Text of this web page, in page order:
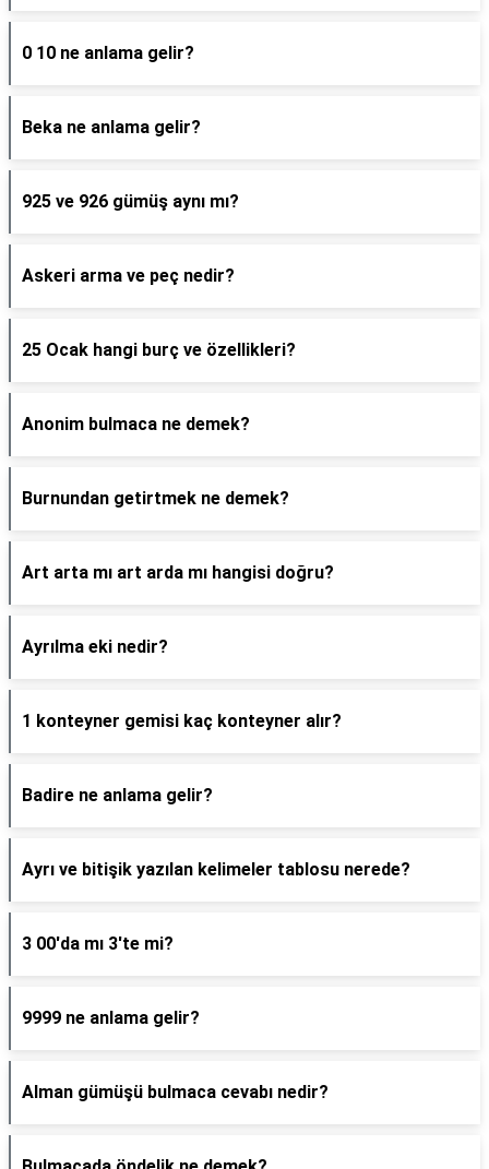
0 10 ne anlama gelir?
Beka ne anlama gelir?
925 ve 926 gümüş aynı mı?
Askeri arma ve peç nedir?
25 Ocak hangi burç ve özellikleri?
Anonim bulmaca ne demek?
Burnundan getirtmek ne demek?
Art arta mı art arda mı hangisi doğru?
Ayrılma eki nedir?
1 konteyner gemisi kaç konteyner alır?
Badire ne anlama gelir?
Ayrı ve bitişik yazılan kelimeler tablosu nerede?
3 00'da mı 3'te mi?
9999 ne anlama gelir?
Alman gümüşü bulmaca cevabı nedir?